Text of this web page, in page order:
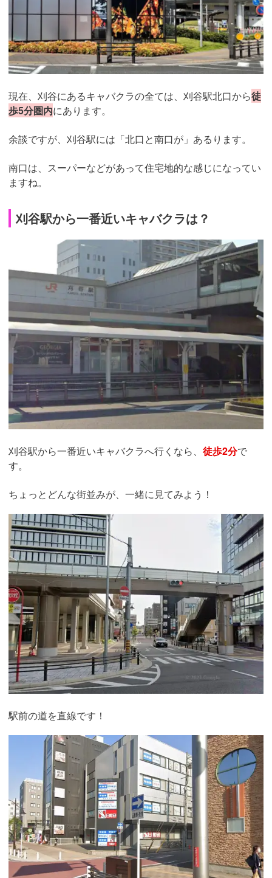
現在、刈谷にあるキャバクラの全ては、刈谷駅北口から徒
歩5分圏内にあります。
余談ですが、刈谷駅には「北口と南口が」あるります。
南口は、スーパーなどがあって住宅地的な感じになってい
ますね。
刈谷駅から一番近いキャバクラは？
刈谷駅から一番近いキャバクラへ行くなら、 徒歩2分で
す。
ちょっとどんな街並みが、一緒に見てみよう！
駅前の道を直線です！